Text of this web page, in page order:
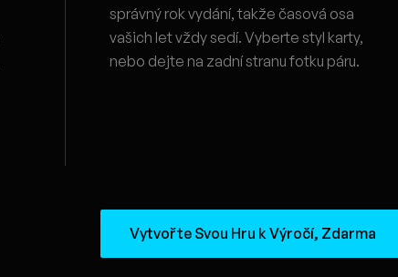
správný rok vydání, takže časová osa
vašich let vždy sedí. Vyberte styl karty,
nebo dejte na zadní stranu fotku páru.
Vytvořte Svou Hru k Výročí, Zdarma